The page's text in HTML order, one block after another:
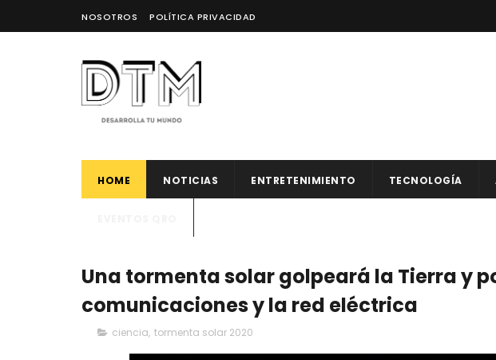
NOSOTROS POLÍTICA PRIVACIDAD
HOME NOTICIAS ENTRETENIMIENTO TECNOLOGÍA
Una tormenta solar golpeará la Tierra y
comunicaciones y la red eléctrica
ciencia, tormenta solar 2020